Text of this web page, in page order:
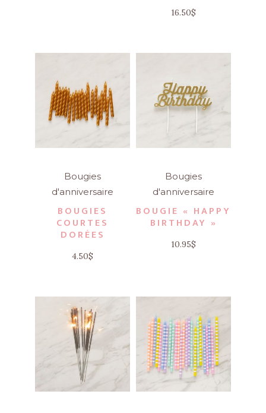
16.50$
Bougies
d'anniversaire
BOUGIES
COURTES
DORÉES
4.50$
Bougies
d'anniversaire
BOUGIE « HAPPY
BIRTHDAY »
10.95$